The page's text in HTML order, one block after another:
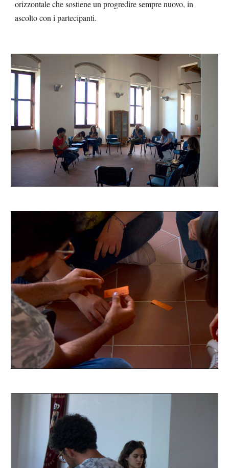
orizzontale che sostiene un progredire sempre nuovo, in
ascolto con i partecipanti.